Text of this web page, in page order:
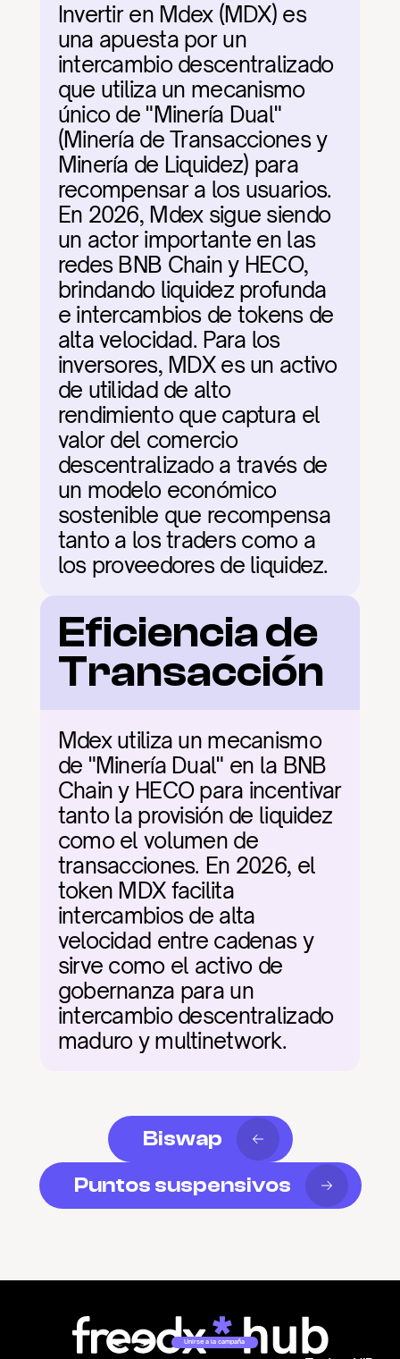
Invertir en Mdex (MDX) es
una apuesta por un
intercambio descentralizado
que utiliza un mecanismo
único de "Minería Dual"
(Minería de Transacciones y
Minería de Liquidez) para
recompensar a los usuarios.
En 2026, Mdex sigue siendo
un actor importante en las
redes BNB Chain y HECO,
brindando liquidez profunda
e intercambios de tokens de
alta velocidad. Para los
inversores, MDX es un activo
de utilidad de alto
rendimiento que captura el
valor del comercio
descentralizado a través de
un modelo económico
sostenible que recompensa
tanto a los traders como a
los proveedores de liquidez.
Eficiencia de
Transacción
Mdex utiliza un mecanismo
de "Minería Dual" en la BNB
Chain y HECO para incentivar
tanto la provisión de liquidez
como el volumen de
transacciones. En 2026, el
token MDX facilita
intercambios de alta
velocidad entre cadenas y
sirve como el activo de
gobernanza para un
intercambio descentralizado
maduro y multinetwork.
Biswap
Puntos suspensivos
Unirse a la campaña